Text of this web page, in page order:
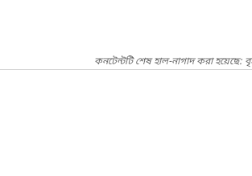
কনটেন্টটি শেষ হাল-নাগাদ করা